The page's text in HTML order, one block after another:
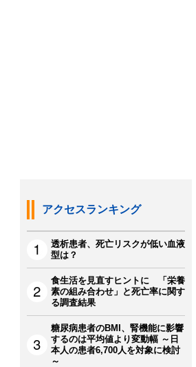
アクセスランキング
透析患者、死亡リスクが低い血液
型は？
食生活を見直すヒントに 「栄養
素の組み合わせ」と死亡率に関す
る調査結果
糖尿病患者のBMI、腎機能に影響
するのは平均値より変動幅 ～日
本人の患者6,700人を対象に検討
～